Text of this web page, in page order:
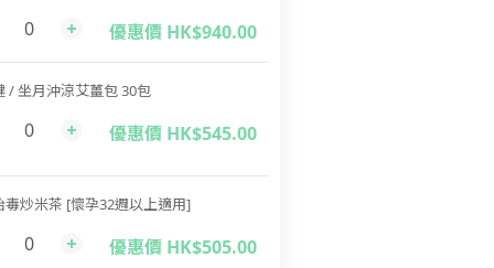
優惠價 HK$940.00
/ 坐月沖涼艾薑包 30包
優惠價 HK$545.00
毒炒米茶 [懷孕32週以上適用]
優惠價 HK$505.00